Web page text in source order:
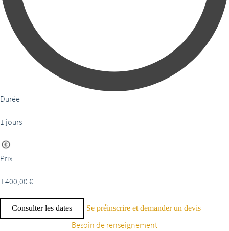
Durée
1 jours
Prix
1 400,00 €
Consulter les dates Se préinscrire et demander un devis
Besoin de renseignement